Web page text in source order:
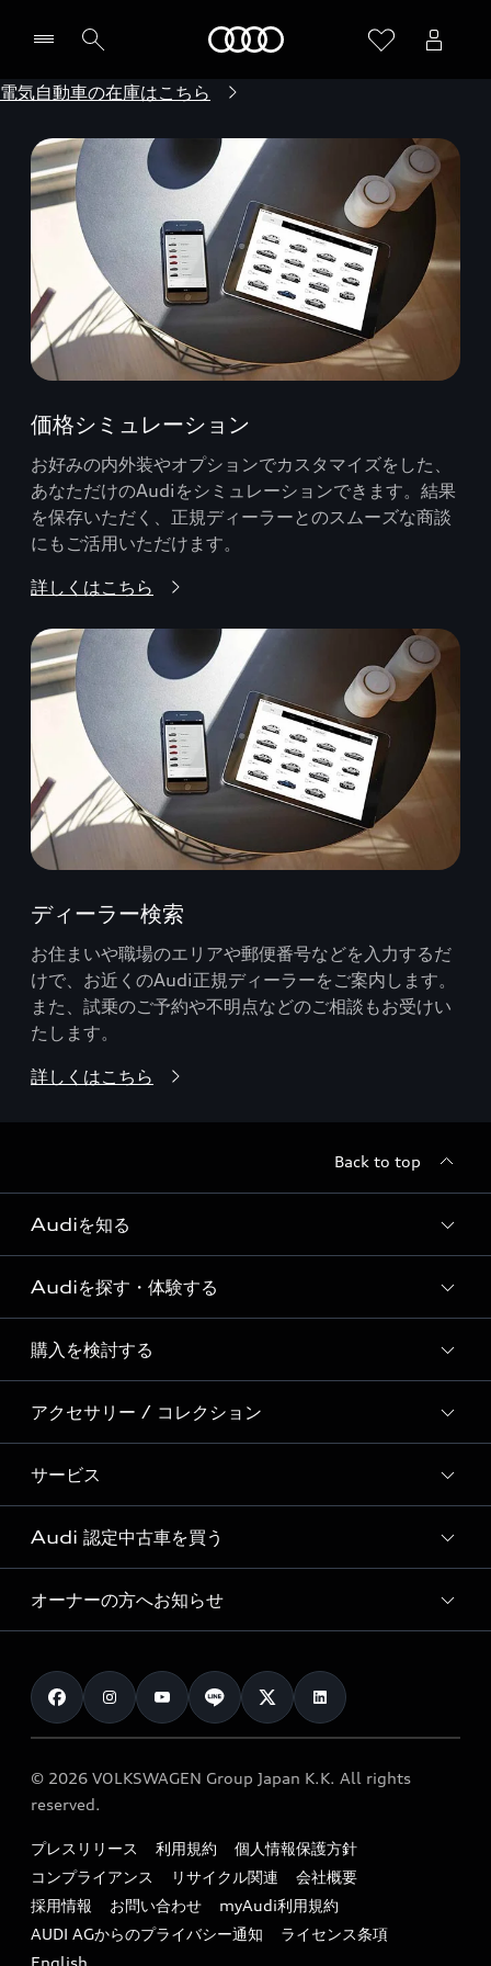
電気自動車の在庫はこちら
価格シミュレーション
お好みの内外装やオプションでカスタマイズをした、
あなただけのAudiをシミュレーションできます。結果
を保存いただく、正規ディーラーとのスムーズな商談
にもご活用いただけます。
詳しくはこちら
ディーラー検索
お住まいや職場のエリアや郵便番号などを入力するだ
けで、お近くのAudi正規ディーラーをご案内します。
また、試乗のご予約や不明点などのご相談もお受けい
たします。
詳しくはこちら
Back to top
Audiを知る
Audi ブランド
Story of Progress
Audi Sport
Formula 1®
デジタルサービス
Audiを探す・体験する
ディーラー検索
新車在庫検索
試乗車・展示車検索
見積り依頼
試乗予約
購入を検討する
モデル一覧
特別仕様モデル / 限定モデル
e-tronラインアップ
価格シミュレーション
車両比較
カタログ一覧
アクセサリー / コレクション
純正アクセサリー
オンラインショップ
Audi collection
アウディナビアプリ
サービス
サービス入庫予約
サービスプログラム
メンテナンス
車検 / 定期点検
e-tronアフターサポート
myAudi
Audi 認定中古車を買う
Audi認定中古車
クオリティ
保証
メンテナンス
ファイナンス
キャンペーン / イベント
買取査定
オーナーの方へお知らせ
お知らせ
オーナー様向けキャンペーン
特定整備適用車一覧
リサイクル法
よくある質問（FAQ）
© 2026 VOLKSWAGEN Group Japan K.K. All rights
reserved.
プレスリリース 利用規約
個人情報保護方針
コンプライアンス
リサイクル関連
会社概要
採用情報
お問い合わせ
myAudi利用規約
AUDI AGからのプライバシー通知
ライセンス条項
English